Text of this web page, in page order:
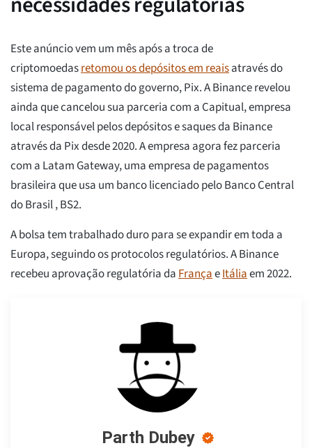
Este anúncio vem um mês após a troca de
criptomoedasretomou os depósitos em reaisatravés do
sistema de pagamento do governo, Pix. A Binance revelou
ainda que cancelou sua parceria com a Capitual, empresa
local responsável pelos depósitos e saques da Binance
através da Pix desde 2020. A empresa agora fez parceria
com a Latam Gateway, uma empresa de pagamentos
brasileira que usa um banco licenciado pelo Banco Central
do Brasil , BS2.
A bolsa tem trabalhado duro para se expandir em toda a
Europa, seguindo os protocolos regulatórios. A Binance
recebeu aprovação regulatória daFrançaeItáliaem 2022.
Parth Dubey